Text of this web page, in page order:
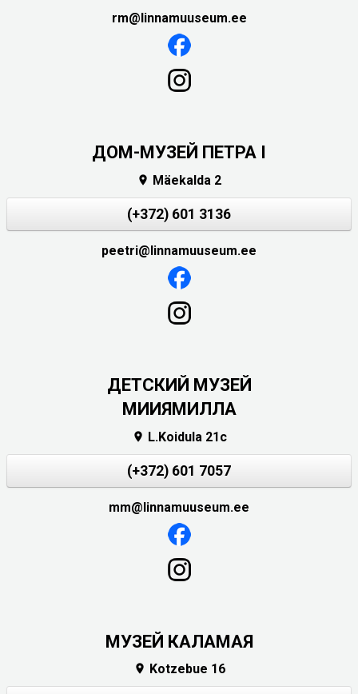
rm@linnamuuseum.ee
ДОМ-МУЗЕЙ ПЕТРА I
 Mäekalda 2
(+372) 601 3136
peetri@linnamuuseum.ee
ДЕТСКИЙ МУЗЕЙ
МИИЯМИЛЛА
 L.Koidula 21c
(+372) 601 7057
mm@linnamuuseum.ee
МУЗЕЙ КАЛАМАЯ
 Kotzebue 16